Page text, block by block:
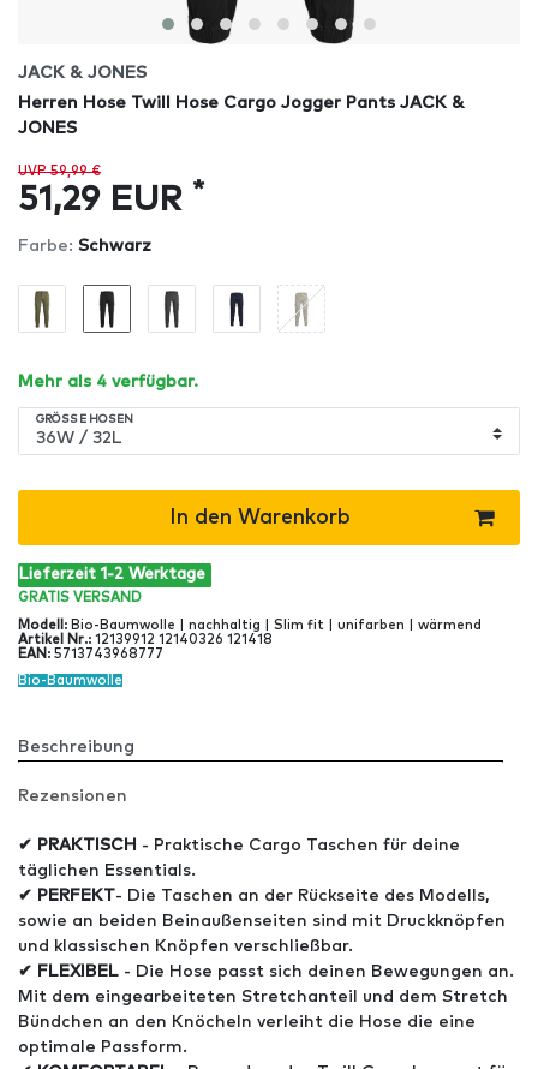
JACK & JONES
Herren Hose Twill Hose Cargo Jogger Pants JACK &
JONES
UVP 59,99 €
51,29 EUR *
Farbe: Schwarz
Mehr als 4 verfügbar.
GRÖSSE HOSEN
In den Warenkorb
Lieferzeit 1-2 Werktage
GRATIS VERSAND
Modell : Bio-Baumwolle | nachhaltig | Slim fit | unifarben | wärmend
Artikel Nr.: 12139912 12140326 121418
EAN : 5713743968777
Bio-Baumwolle
Beschreibung
Rezensionen
✔ PRAKTISCH - Praktische Cargo Taschen für deine
täglichen Essentials.
✔ PERFEKT- Die Taschen an der Rückseite des Modells,
sowie an beiden Beinaußenseiten sind mit Druckknöpfen
und klassischen Knöpfen verschließbar.
✔ FLEXIBEL - Die Hose passt sich deinen Bewegungen an.
Mit dem eingearbeiteten Stretchanteil und dem Stretch
Bündchen an den Knöcheln verleiht die Hose die eine
optimale Passform.